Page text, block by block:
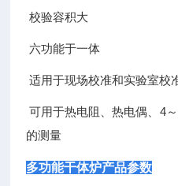
校验容积大
六功能于一体
适用于现场校准和实验室校
可用于热电阻、热电偶、4
的测量
多功能干体炉产品参数